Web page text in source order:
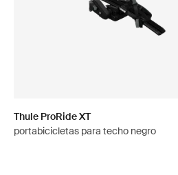
Thule ProRide XT
portabicicletas para techo negro